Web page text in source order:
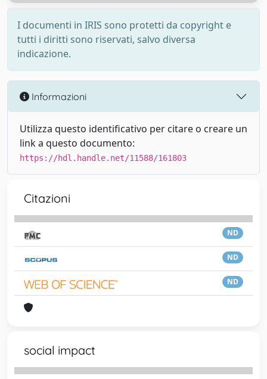
I documenti in IRIS sono protetti da copyright e
tutti i diritti sono riservati, salvo diversa
indicazione.
Informazioni
Utilizza questo identificativo per citare o creare un
link a questo documento:
https://hdl.handle.net/11588/161803
Citazioni
ND
ND
ND
social impact